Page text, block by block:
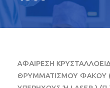
ΑΦΑΙΡΕΣΗ
ΘΡΥΜΜΑΤΙΣΜΟΥ ΦΑΚΟΥ